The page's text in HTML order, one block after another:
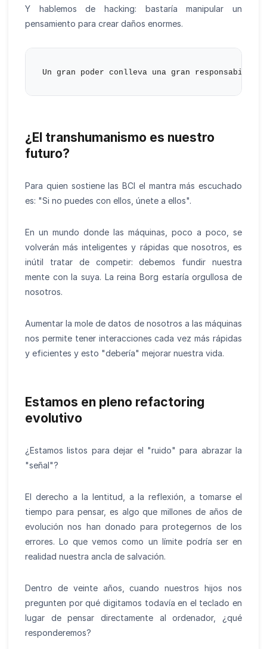
Y hablemos de hacking: bastaría manipular un
pensamiento para crear daños enormes.
¿El transhumanismo es nuestro
futuro?
Para quien sostiene las BCI el mantra más escuchado
es: "Si no puedes con ellos, únete a ellos".
En un mundo donde las máquinas, poco a poco, se
volverán más inteligentes y rápidas que nosotros, es
inútil tratar de competir: debemos fundir nuestra
mente con la suya. La reina Borg estaría orgullosa de
nosotros.
Aumentar la mole de datos de nosotros a las máquinas
nos permite tener interacciones cada vez más rápidas
y eficientes y esto "debería" mejorar nuestra vida.
Estamos en pleno refactoring
evolutivo
¿Estamos listos para dejar el "ruido" para abrazar la
"señal"?
El derecho a la lentitud, a la reflexión, a tomarse el
tiempo para pensar, es algo que millones de años de
evolución nos han donado para protegernos de los
errores. Lo que vemos como un límite podría ser en
realidad nuestra ancla de salvación.
Dentro de veinte años, cuando nuestros hijos nos
pregunten por qué digitamos todavía en el teclado en
lugar de pensar directamente al ordenador, ¿qué
responderemos?